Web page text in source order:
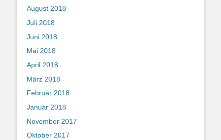
August 2018
Juli 2018
Juni 2018
Mai 2018
April 2018
März 2018
Februar 2018
Januar 2018
November 2017
Oktober 2017